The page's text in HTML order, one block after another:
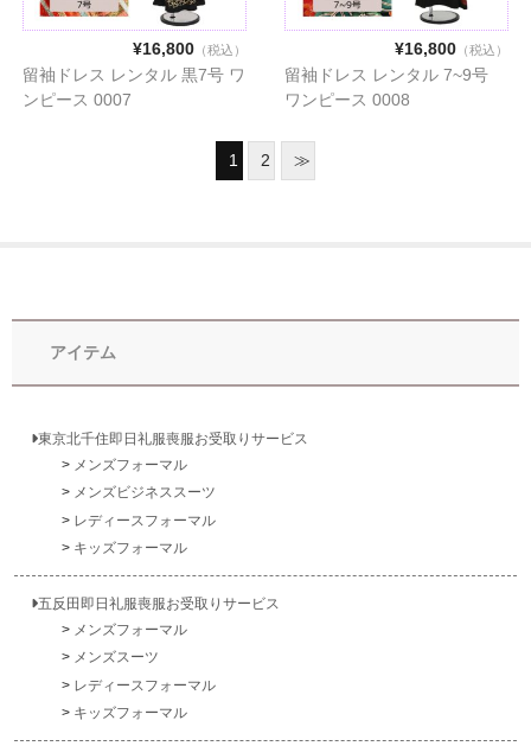
¥16,800（税込）
留袖ドレス レンタル 黒7号 ワ
ンピース 0007
¥16,800 （税込）
留袖ドレス レンタル 7~9号
ワンピース 0008
2 ≫
アイテム
東京北千住即日礼服喪服お受取りサービス
メンズフォーマル
メンズビジネススーツ
レディースフォーマル
キッズフォーマル
五反田即日礼服喪服お受取りサービス
メンズフォーマル
メンズスーツ
レディースフォーマル
キッズフォーマル